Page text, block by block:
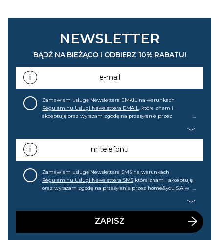
NEWSLETTER
BĄDŹ NA BIEŻĄCO I ODBIERZ 10% RABATU!
e-mail
Zamawiam usługę Newslettera EMAIL na warunkach
Regulaminu Usługi Newslettera EMAIL, które znam i
akceptuję oraz wyrażam zgodę na przesyłanie przez
promocjach, wyprzedażach). Wiem, że mogę tę zgodę w
każdej chwili cofnąć.nr telefonu
Zamawiam usługę Newslettera SMS na warunkach
Regulaminu Usługi Newslettera SMS które znam i akceptuję
oraz wyrażam zgodę na przesyłanie przez home&you S.A w
wyprzedażach). Wiem, że mogę tę zgodę w każdej chwili
ZAPISZ